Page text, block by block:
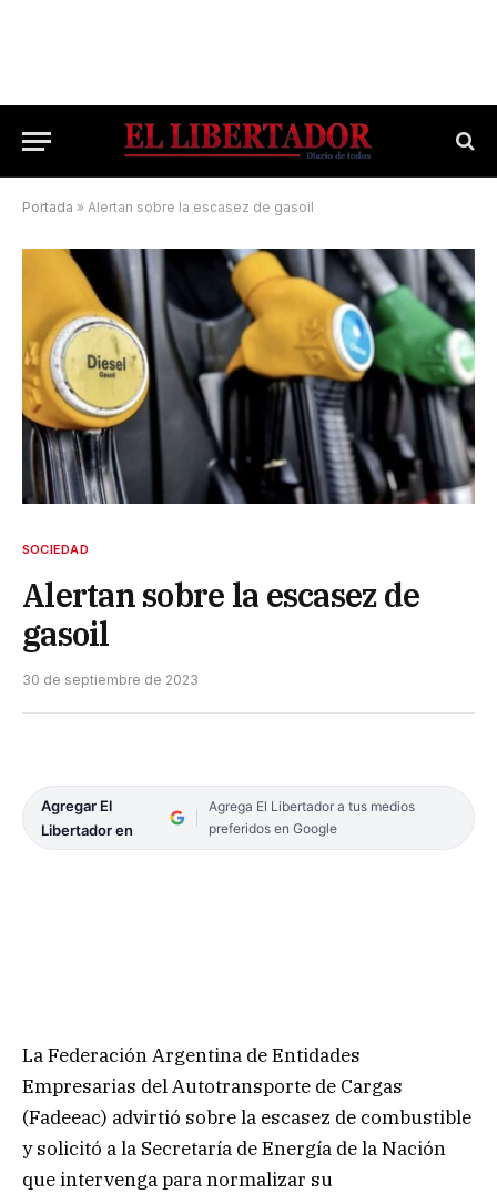
Portada » Alertan sobre la escasez de gasoil
SOCIEDAD
Alertan sobre la escasez de
gasoil
30 de septiembre de 2023
Agregar El
Libertador en
Agrega El Libertador a tus medios
preferidos en Google
La Federación Argentina de Entidades
Empresarias del Autotransporte de Cargas
(Fadeeac) advirtió sobre la escasez de combustible
y solicitó a la Secretaría de Energía de la Nación
que intervenga para normalizar su